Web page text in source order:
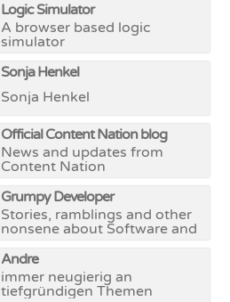
Logic Simulator
A browser based logic
simulator
Sonja Henkel
Sonja Henkel
Official Content Nation blog
News and updates from
Content Nation
Grumpy Developer
Stories, ramblings and other
nonsene about Software and
Andre
immer neugierig an
tiefgründigen Themen